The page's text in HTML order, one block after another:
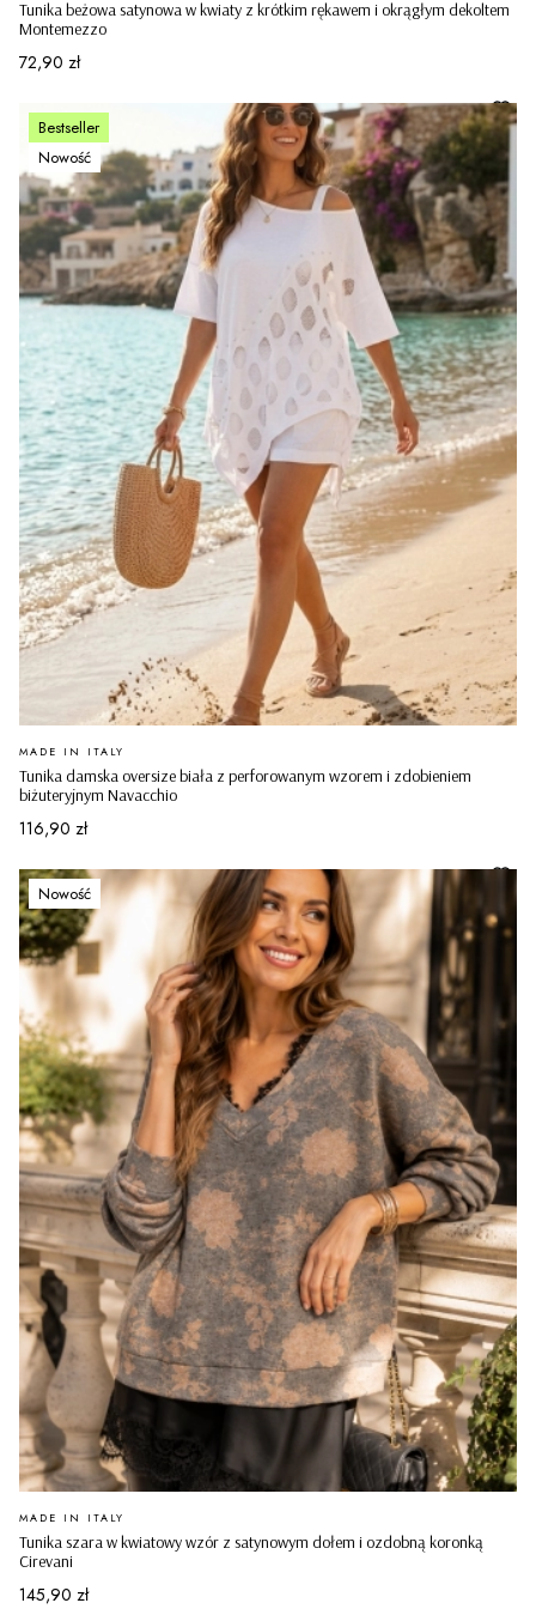
Tunika beżowa satynowa w kwiaty z krótkim rękawem i okrągłym dekoltem
Montemezzo
Cena
72,90 zł
Bestseller
Nowość
Tunika damska oversize biała z perforowanym wzorem i zdobieniem
biżuteryjnym Navacchio
PRODUCENT
MADE IN ITALY
Cena
116,90 zł
Nowość
Tunika szara w kwiatowy wzór z satynowym dołem i ozdobną koronką
Cirevani
PRODUCENT
MADE IN ITALY
Cena
145,90 zł